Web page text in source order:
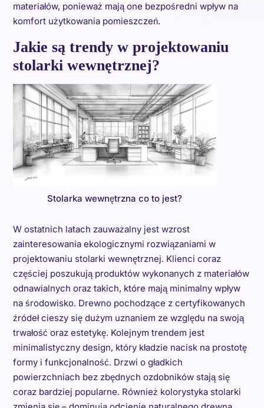
materiałów, ponieważ mają one bezpośredni wpływ na
komfort użytkowania pomieszczeń.
Jakie są trendy w projektowaniu
stolarki wewnętrznej?
Stolarka wewnętrzna co to jest?
W ostatnich latach zauważalny jest wzrost
zainteresowania ekologicznymi rozwiązaniami w
projektowaniu stolarki wewnętrznej. Klienci coraz
częściej poszukują produktów wykonanych z materiałów
odnawialnych oraz takich, które mają minimalny wpływ
na środowisko. Drewno pochodzące z certyfikowanych
źródeł cieszy się dużym uznaniem ze względu na swoją
trwałość oraz estetykę. Kolejnym trendem jest
minimalistyczny design, który kładzie nacisk na prostotę
formy i funkcjonalność. Drzwi o gładkich
powierzchniach bez zbędnych ozdobników stają się
coraz bardziej popularne. Również kolorystyka stolarki